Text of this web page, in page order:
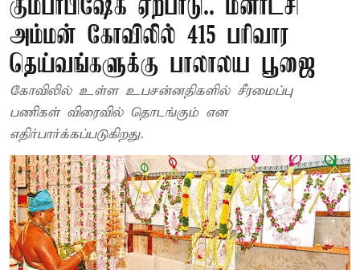
கும்பாபிஷேக ஏற்பாடு.. மீனாட்சி
அம்மன் கோவிலில் 415 பரிவார
தெய்வங்களுக்கு பாலாலய பூஜை
கோவிலில் உள்ள உபசன்னதிகளில் சீரமைப்பு
பணிகள் விரைவில் தொடங்கும் என
எதிர்பார்க்கப்படுகிறது.